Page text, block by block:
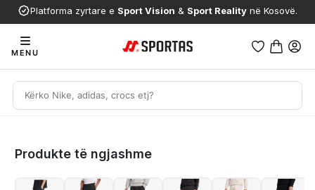
Platforma zyrtare e Sport Vision & Sport Reality në Kosovë.
MENU
Produkte të ngjashme